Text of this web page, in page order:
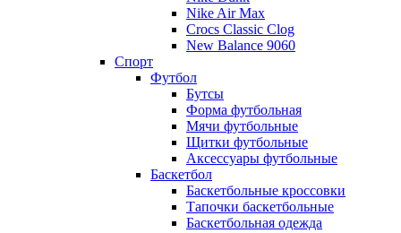
Nike Air Max
Crocs Classic Clog
New Balance 9060
Спорт
Футбол
Бутсы
Форма футбольная
Мячи футбольные
Щитки футбольные
Аксессуары футбольные
Баскетбол
Баскетбольные кроссовки
Тапочки баскетбольные
Баскетбольная одежда